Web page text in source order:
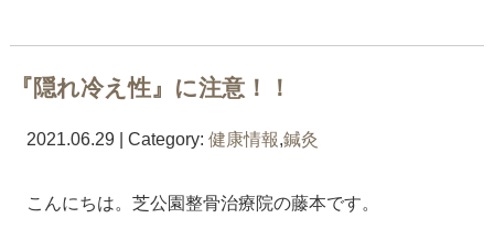
『隠れ冷え性』に注意！！
2021.06.29 | Category: 健康情報,鍼灸
こんにちは。芝公園整骨治療院の藤本です。